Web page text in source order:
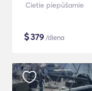
Cietie piepūšamie
$379 /diena